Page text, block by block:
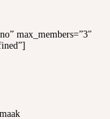
max_members=”3″